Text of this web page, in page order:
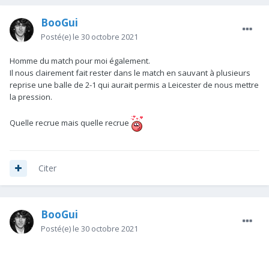
BooGui
Posté(e) le 30 octobre 2021
Homme du match pour moi également.
Il nous clairement fait rester dans le match en sauvant à plusieurs
reprise une balle de 2-1 qui aurait permis a Leicester de nous mettre
la pression.
Quelle recrue mais quelle recrue
Citer
BooGui
Posté(e) le 30 octobre 2021